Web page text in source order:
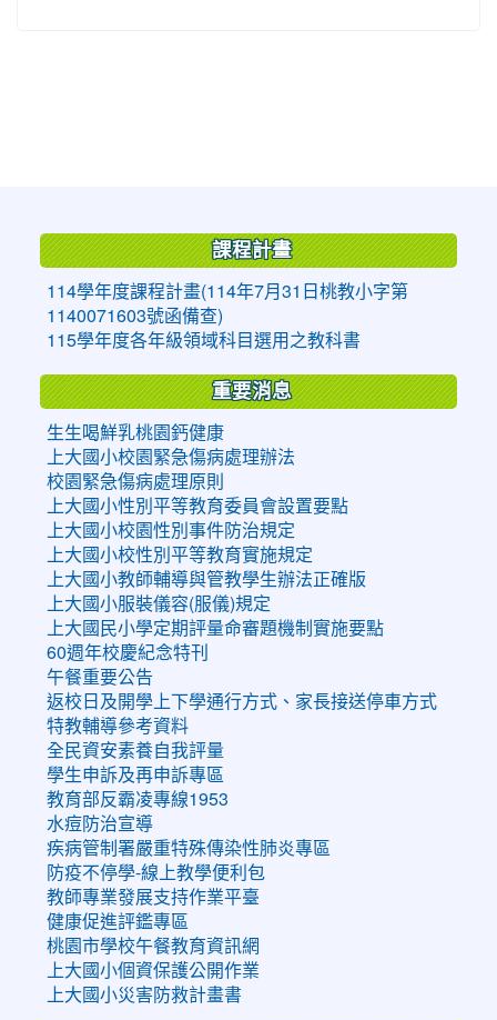
課程計畫
114學年度課程計畫(114年7月31日桃教小字第
1140071603號函備查)
115學年度各年級領域科目選用之教科書
重要消息
生生喝鮮乳桃園鈣健康
上大國小校園緊急傷病處理辦法
校園緊急傷病處理原則
上大國小性別平等教育委員會設置要點
上大國小校園性別事件防治規定
上大國小校性別平等教育實施規定
上大國小教師輔導與管教學生辦法正確版
上大國小服裝儀容(服儀)規定
上大國民小學定期評量命審題機制實施要點
60週年校慶紀念特刊
午餐重要公告
返校日及開學上下學通行方式、家長接送停車方式
特教輔導參考資料
全民資安素養自我評量
學生申訴及再申訴專區
教育部反霸凌專線1953
水痘防治宣導
疾病管制署嚴重特殊傳染性肺炎專區
防疫不停學-線上教學便利包
教師專業發展支持作業平臺
健康促進評鑑專區
桃園市學校午餐教育資訊網
上大國小個資保護公開作業
上大國小災害防救計畫書